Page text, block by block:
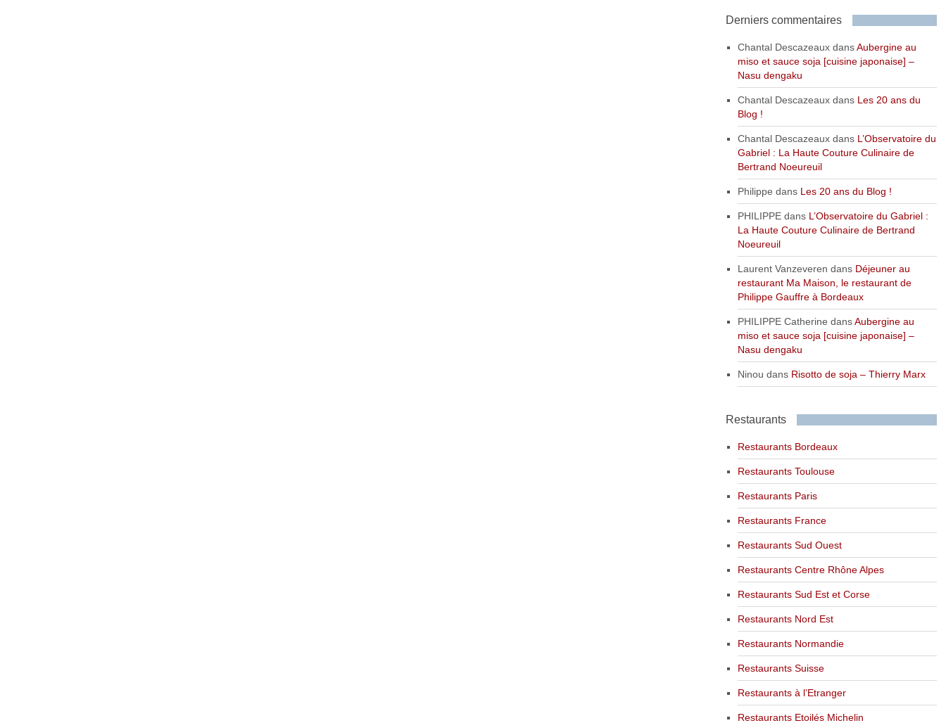
Derniers commentaires
Chantal DescazeauxdansAubergine au
miso et sauce soja [cuisine japonaise] –
Nasu dengaku
Chantal Descazeauxdans Les 20 ans du
Blog !
Chantal Descazeauxdans L’Observatoire du
Gabriel : La Haute Couture Culinaire de
Bertrand Noeureuil
Philippe dans Les 20 ans du Blog !
PHILIPPEdans L’Observatoire du Gabriel :
La Haute Couture Culinaire de Bertrand
Noeureuil
Laurent Vanzeveren dans Déjeuner au
restaurant Ma Maison, le restaurant de
Philippe Gauffre à Bordeaux
PHILIPPE Catherine dansAubergine au
miso et sauce soja [cuisine japonaise] –
Nasu dengaku
Ninou dans Risotto de soja – Thierry Marx
Restaurants
Restaurants Bordeaux
Restaurants Toulouse
Restaurants Paris
Restaurants France
Restaurants Sud Ouest
Restaurants Centre Rhône Alpes
Restaurants Sud Est et Corse
Restaurants Nord Est
Restaurants Normandie
Restaurants Suisse
Restaurants à l’Etranger
Restaurants Etoilés Michelin